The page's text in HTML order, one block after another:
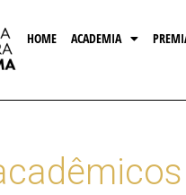
HOME ACADEMIA